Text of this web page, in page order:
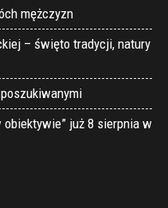
mężczyzn
– święto tradycji, natury
już 8 sierpnia w